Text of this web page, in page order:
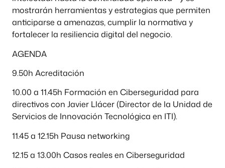
mostrarán herramientas y estrategias que permiten
anticiparse a amenazas, cumplir la normativa y
fortalecer la resiliencia digital del negocio.
AGENDA
9.50h Acreditación
10.00 a 11.45h Formación en Ciberseguridad para
directivos con Javier Llácer (Director de la Unidad de
Servicios de Innovación Tecnológica en ITI).
11.45 a 12.15h Pausa networking
12.15 a 13.00h Casos reales en Ciberseguridad